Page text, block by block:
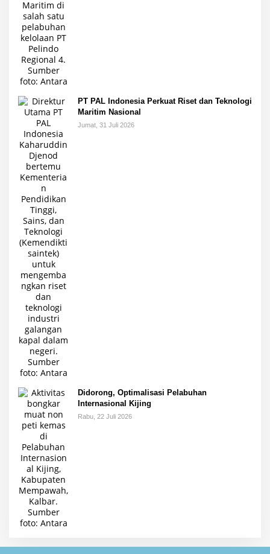
PT PAL Indonesia Perkuat Riset dan Teknologi
Maritim Nasional
Jumat, 31 Juli 2026
Didorong, Optimalisasi Pelabuhan
Internasional Kijing
Rabu, 22 Juli 2026